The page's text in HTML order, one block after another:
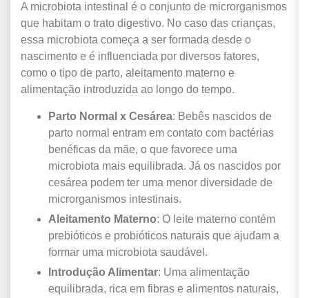
A microbiota intestinal é o conjunto de microrganismos
que habitam o trato digestivo. No caso das crianças,
essa microbiota começa a ser formada desde o
nascimento e é influenciada por diversos fatores,
como o tipo de parto, aleitamento materno e
alimentação introduzida ao longo do tempo.
Parto Normal x Cesárea: Bebês nascidos de
parto normal entram em contato com bactérias
benéficas da mãe, o que favorece uma
microbiota mais equilibrada. Já os nascidos por
cesárea podem ter uma menor diversidade de
microrganismos intestinais.
Aleitamento Materno: O leite materno contém
prebióticos e probióticos naturais que ajudam a
formar uma microbiota saudável.
Introdução Alimentar: Uma alimentação
equilibrada, rica em fibras e alimentos naturais,